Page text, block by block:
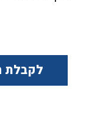
לקבלת